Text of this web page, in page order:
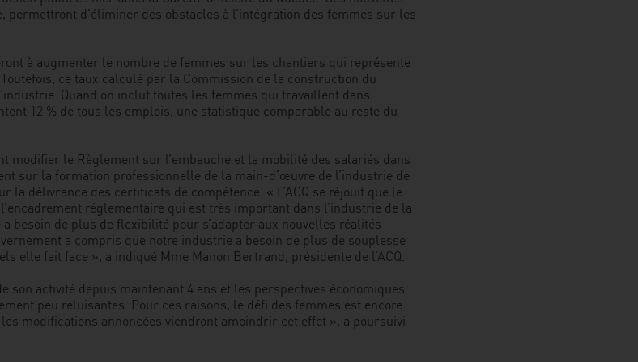
permettront d’éliminer des obstacles à l’intégration des femmes sur les
à augmenter le nombre de femmes sur les chantiers qui représente
ce taux calculé par la Commission de la construction du
Quand on inclut toutes les femmes qui travaillent dans
12 % de tous les emplois, une statistique comparable au reste du
modifier le Règlement sur l’embauche et la mobilité des salariés dans
sur la formation professionnelle de la main-d’œuvre de l’industrie de
la délivrance des certificats de compétence. « L’ACQ se réjouit que le
réglementaire qui est très important dans l’industrie de la
besoin de plus de flexibilité pour s’adapter aux nouvelles réalités
a compris que notre industrie a besoin de plus de souplesse
elle fait face », a indiqué Mme Manon Bertrand, présidente de l’ACQ.
son activité depuis maintenant 4 ans et les perspectives économiques
peu reluisantes. Pour ces raisons, le défi des femmes est encore
modifications annoncées viendront amoindrir cet effet », a poursuivi